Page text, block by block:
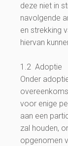
deze niet in
navolgende
en strekking
hiervan
1.2 Adoptie
Onder
voor enige
aan een
zal houden,
opgenomen